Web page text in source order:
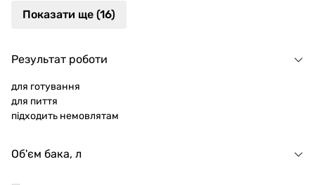
Показати ще (16)
Результат роботи
для готування
для пиття
підходить немовлятам
Об'єм бака, л